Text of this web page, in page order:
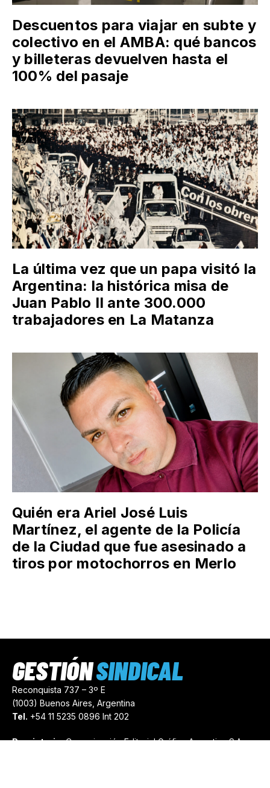
Descuentos para viajar en subte y
colectivo en el AMBA: qué bancos
y billeteras devuelven hasta el
100% del pasaje
La última vez que un papa visitó la
Argentina: la histórica misa de
Juan Pablo II ante 300.000
trabajadores en La Matanza
Quién era Ariel José Luis
Martínez, el agente de la Policía
de la Ciudad que fue asesinado a
tiros por motochorros en Merlo
Reconquista 737 – 3º E
(1003) Buenos Aires, Argentina
Tel. +54 11 5235 0896 Int 202
Propietario:Comunicación Editorial Gráfica Argentina S.A.
GESTIÓNSINDICAL